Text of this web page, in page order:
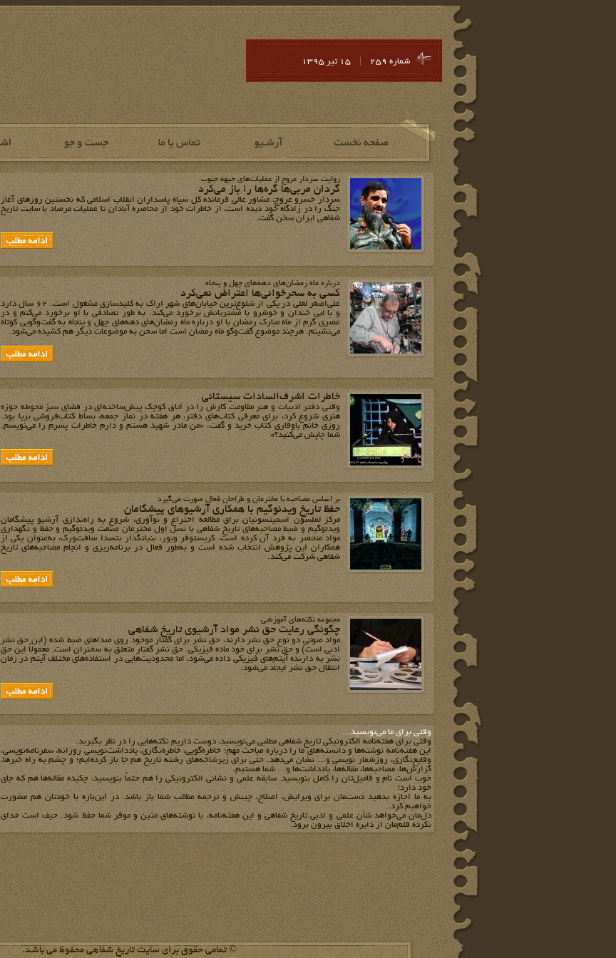
شماره 259
روایت سردار عروج از عملیات‌‌های جبهه جنوب
گردان مربی‌ها گره‌ها را باز می‌کرد
سردار خسرو عروج، مشاور عالی فرمانده کل سپاه پاسداران انقلاب اسلامی که نخستین روزهای آغاز
جنگ را در زادگاه خود دیده است،‌ از خاطرات خود از محاصره آبادان تا عملیات مرصاد با سایت تاریخ
شفاهی ایران سخن گفت.
درباره ماه رمضان‌های دهه‌های چهل و پنجاه
کسی به سحرخوانی‌ها اعتراض نمی‌کرد
علی‌اصغر لعلی در یکی از شلوغ‌ترین خیابان‌های شهر اراک به کلیدسازی مشغول است. 62 سال دارد
و با لبی خندان و خوشرو با مشتریانش برخورد می‌کند. به طور تصادفی با او برخورد می‌کنم و در
عصری گرم از ماه مبارک رمضان با او درباره ماه رمضان‌های دهه‌های چهل و پنجاه به گفت‌وگویی کوتاه
می‌نشینم. هرچند موضوع گفت‌وگو ماه رمضان است اما سخن به موضوعات دیگر هم کشیده می‌شود.
خاطرات اشرف‌السادات سیستانی
وقتی دفتر ادبیات و هنر مقاومت کارش را در اتاق کوچک پیش‌ساخته‌ای در فضای سبز محوطه حوزه
هنری شروع کرد، برای معرفی کتاب‌های دفتر، هر هفته در نماز جمعه، بساط کتاب‌فروشی برپا بود.
روزی خانم باوقاری کتاب خرید و گفت: «من مادر شهید هستم و دارم خاطرات پسرم را می‌نویسم.
شما چاپش می‌کنید؟»
بر اساس مصاحبه با مخترعان و طراحان فعال صورت می‌گیرد
حفظ تاریخ ویدئوگیم با همکاری آرشیو‌های پیشگامان
مرکز لملسون اسمیتسونیان برای مطالعه اختراع و نوآوری، شروع به راه‌ندازی آرشیو پیشگامان
ویدئوگیم و ضبط مصاحبه‌های تاریخ شفاهی با نسل اول مخترعان صنعت ویدئوگیم و حفظ و نگهداری
مواد منحصر به فرد آن کرده است. کریستوفر ویور، بنیانگذار بتسدا سافت‌ورک، به‌عنوان یکی از
همکاران این پژوهش انتخاب شده است و به‌طور فعال در برنامه‌ریزی و انجام مصاحبه‌های تاریخ
شفاهی شرکت می‌کند.
مجموعه نکته‌های آموزشی
چگونگی رعایت حق نشر مواد آرشیوی تاریخ شفاهی
مواد صوتی دو نوع حق نشر دارند، حق نشر برای گفتار موجود روی صداهای ضبط شده (این حق نشر
ادبی است) و حق نشر برای خود ماده فیزیکی. حق نشر گفتار متعلق به سخنران است. معمولاً این حق
نشر به دارنده آیتم‌های فیزیکی داده می‌شود، اما محدودیت‌هایی در استفاده‌های مختلف آیتم در زمان
انتقال حق نشر ایجاد می‌شود.
وقتي براي ما مي‌نويسيد...
وقتي براي هفته‌نامه الکترونيکي تاريخ شفاهي مطلبي مي‌نويسيد، دوست داريم نکته‌هايي را در نظر بگيريد.
اين هفته‌نامه نوشته‌ها و دانسته‌هاي ما را درباره مباحث مهم؛ خاطره‌گويي، خاطره‌نگاري، يادداشت‌نويسي روزانه، سفرنامه‌نويسي،
وقايع‌نگاري، روزشمار نويسي و... نشان مي‌دهد. حتي براي زيرشاخه‌هاي رشته تاريخ هم جا باز کرده‌ايم؛ و چشم به راه خبرها،
گزارش‌ها، مصاحبه‌ها، مقاله‌ها، يادداشت‌ها و... شما هستيم.
خوب است نام و فاميل‌تان را کامل بنويسيد. سابقه علمي و نشاني الکترونيکي را هم حتماً بنويسيد، چکيده مقاله‌ها هم که جاي
خود دارد!
به ما اجازه بدهيد دست‌مان براي ويرايش، اصلاح، چينش و ترجمه مطالب شما باز باشد. در اين‌باره با خودتان هم مشورت
خواهيم کرد.
دل‌مان مي‌خواهد شأن علمي و ادبي تاريخ شفاهي و اين هفته‌نامه، با نوشته‌هاي متين و موقر شما حفظ شود. حيف است خداي
نکرده قلم‌مان از دايره اخلاق بيرون برود.
© تمامی حقوق برای سایت تاریخ شفاهی محفوظ می باشد.